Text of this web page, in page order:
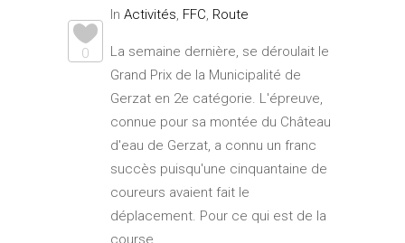
0
In Activités, FFC, Route
La semaine dernière, se déroulait le
Grand Prix de la Municipalité de
Gerzat en 2e catégorie. L'épreuve,
connue pour sa montée du Château
d'eau de Gerzat, a connu un franc
succès puisqu'une cinquantaine de
coureurs avaient fait le
déplacement. Pour ce qui est de la
course,...